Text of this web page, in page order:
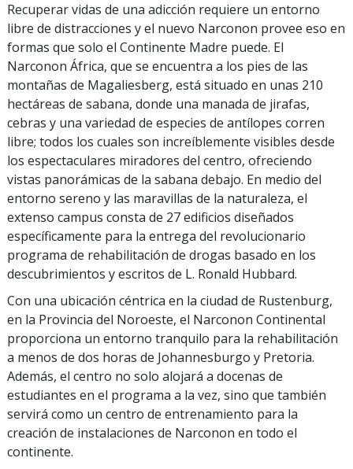
Recuperar vidas de una adicción requiere un entorno
libre de distracciones y el nuevo Narconon provee eso en
formas que solo el Continente Madre puede. El
Narconon África, que se encuentra a los pies de las
montañas de Magaliesberg, está situado en unas 210
hectáreas de sabana, donde una manada de jirafas,
cebras y una variedad de especies de antílopes corren
libre; todos los cuales son increíblemente visibles desde
los espectaculares miradores del centro, ofreciendo
vistas panorámicas de la sabana debajo. En medio del
entorno sereno y las maravillas de la naturaleza, el
extenso campus consta de 27 edificios diseñados
específicamente para la entrega del revolucionario
programa de rehabilitación de drogas basado en los
descubrimientos y escritos de L. Ronald Hubbard.
Con una ubicación céntrica en la ciudad de Rustenburg,
en la Provincia del Noroeste, el Narconon Continental
proporciona un entorno tranquilo para la rehabilitación
a menos de dos horas de Johannesburgo y Pretoria.
Además, el centro no solo alojará a docenas de
estudiantes en el programa a la vez, sino que también
servirá como un centro de entrenamiento para la
creación de instalaciones de Narconon en todo el
continente.